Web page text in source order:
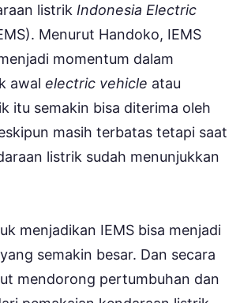
listrik Indonesia Electric
Menurut Handoko, IEMS
momentum dalam
awal electric vehicle atau
itu semakin bisa diterima oleh
masih terbatas tetapi saat
listrik sudah menunjukkan
menjadikan IEMS bisa menjadi
semakin besar. Dan secara
mendorong pertumbuhan dan